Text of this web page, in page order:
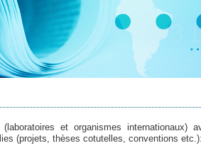
et organismes internationaux)
(projets, thèses cotutelles, conventions etc.):